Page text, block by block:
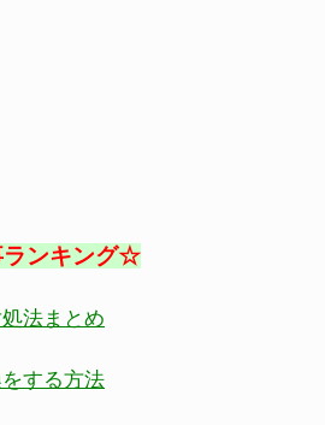
ンキング☆
法まとめ
する方法